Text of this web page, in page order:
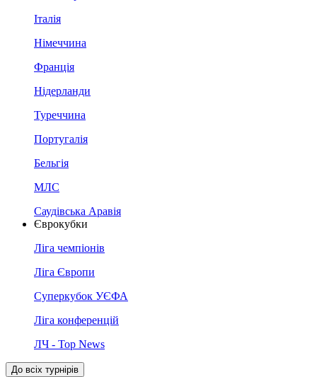
Італія
Німеччина
Франція
Нідерланди
Туреччина
Португалія
Бельгія
МЛС
Саудівська Аравія
Єврокубки
Ліга чемпіонів
Ліга Європи
Суперкубок УЄФА
Ліга конференцій
ЛЧ - Top News
До всіх турнірів